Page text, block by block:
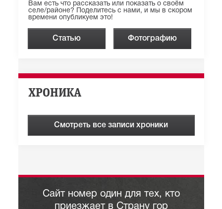
Вам есть что рассказать или показать о своём
селе/районе? Поделитесь с нами, и мы в скором
времени опубликуем это!
Статью Фотографию
ХРОНИКА
Смотреть все записи хроники
Сайт номер один для тех, кто
приезжает в Страну гор